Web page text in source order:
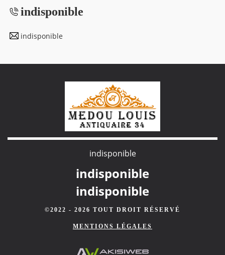
indisponible
indisponible
indisponible
indisponible
indisponible
©2022 - 2026 TOUT DROIT RÉSERVÉ
MENTIONS LÉGALES